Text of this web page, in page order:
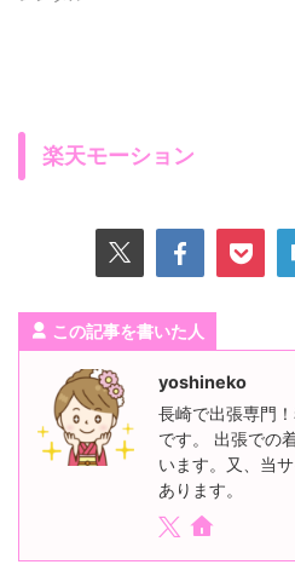
楽天モーション
この記事を書いた人
yoshineko
長崎で出張専門
です。 出張での
います。又、当
あります。